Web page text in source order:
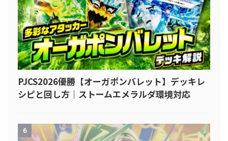
PJCS2026優勝【オーガポンバレット】デッキレ
シピと回し方｜ストームエメラルダ環境対応
6